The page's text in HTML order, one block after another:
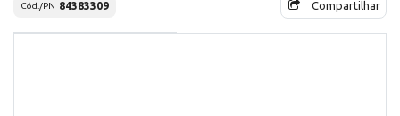
Cód./PN 84383309 Compartilhar